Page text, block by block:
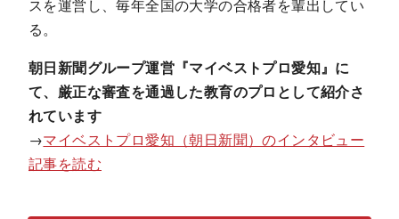
スを運営し、毎年全国の大学の合格者を輩出してい
る。
朝日新聞グループ運営『マイベストプロ愛知』に
て、 厳正な審査を通過した教育のプロ として紹介さ
れています
→マイベストプロ愛知（朝日新聞）のインタビュー
記事を読む